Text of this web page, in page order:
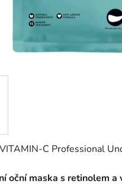
C Professional
oční maska s retinolem a